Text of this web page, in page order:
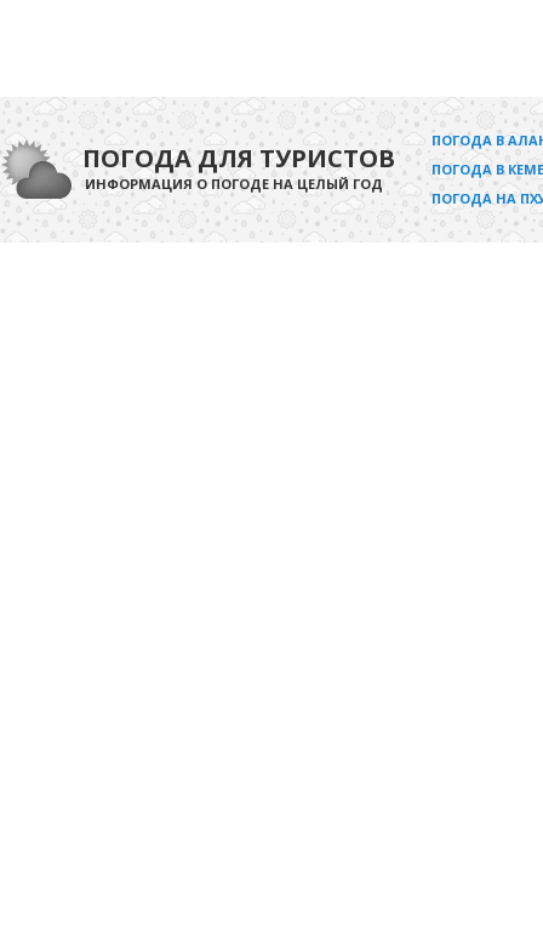
ПОГОДА ДЛЯ ТУРИСТОВ
ИНФОРМАЦИЯ О ПОГОДЕ НА ЦЕЛЫЙ ГОД
ПОГОДА В
ПОГОДА В
ПОГОДА НА